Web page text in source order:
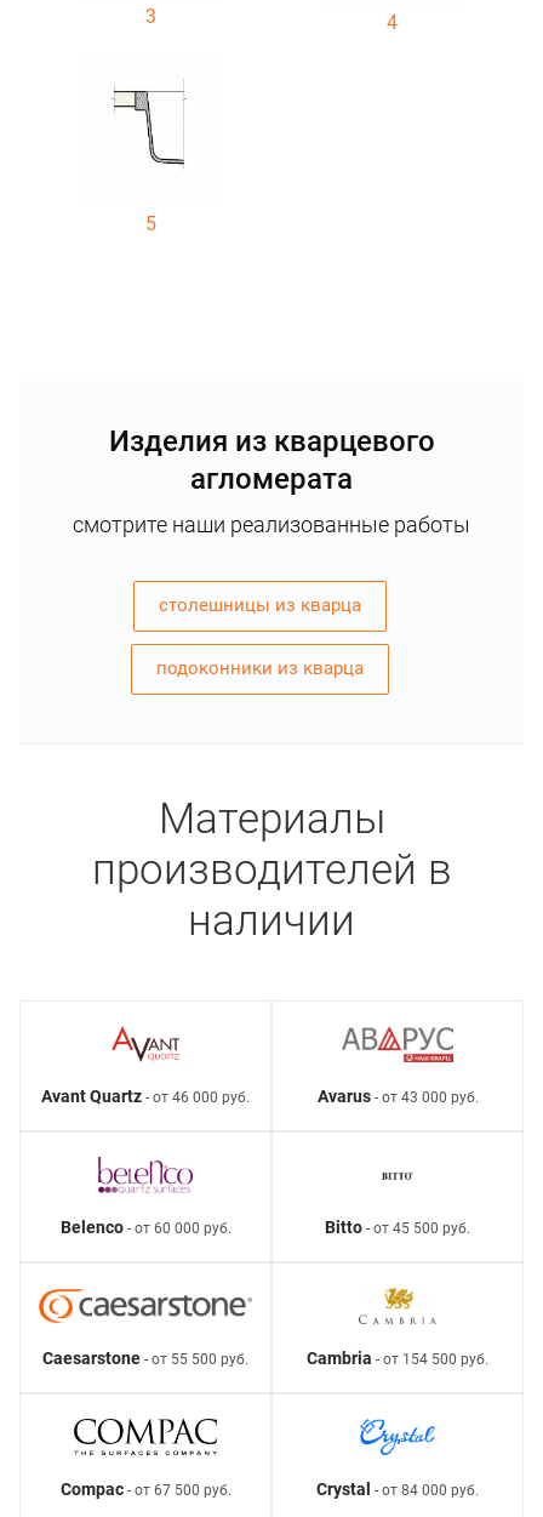
3 4
5
Изделия из кварцевого
агломерата
смотрите наши реализованные работы
столешницы из кварца
подоконники из кварца
Материалы
производителей в
наличии
Avant Quartz - от 46 000 руб. Avarus- от 43 000 руб.
Belenco- от 60 000 руб. Bitto - от 45 500 руб.
Caesarstone - от 55 500 руб. Cambria - от 154 500 руб.
Compac- от 67 500 руб. Crystal - от 84 000 руб.